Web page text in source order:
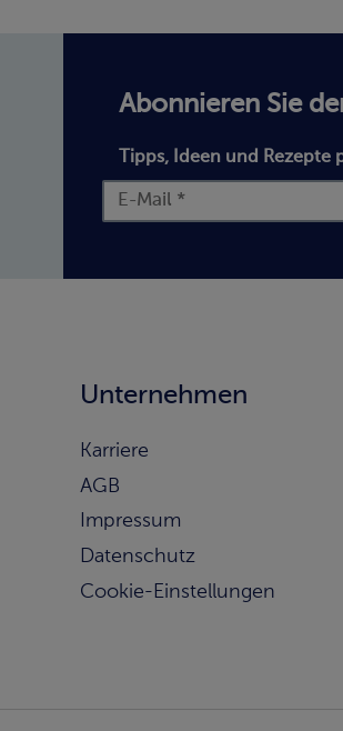
Unternehmen
Karriere
AGB
Impressum
Datenschutz
Cookie-Einstellungen
Abonnieren Sie
Tipps, Ideen und Rezepte